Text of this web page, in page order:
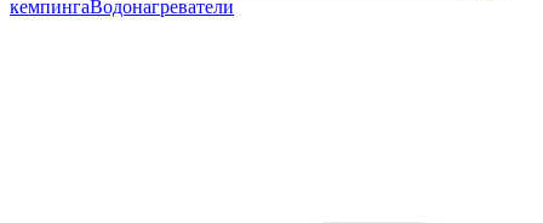
кемпингаВодонагреватели